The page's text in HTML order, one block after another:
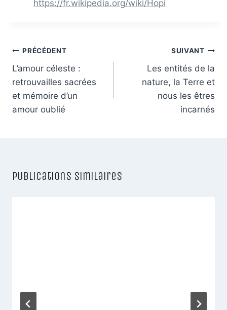
https://fr.wikipedia.org/wiki/Hopi
Navigation
de
l’article
PRÉCÉDENT
L’amour céleste :
retrouvailles sacrées
et mémoire d’un
amour oublié
SUIVANT
Les entités de la
nature, la Terre et
nous les êtres
incarnés
Publications similaires